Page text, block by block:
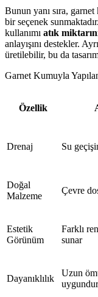
Bunun yanı sıra,
bir seçenek
kullanımı atık
anlayışını destekler.
üretilebilir, bu da
Garnet Kumuyla
Özellik
Drenaj Su
Doğal
Malzeme
Çevre
Estetik
Görünüm
Farklı
sunar
Dayanıklılık
Uzun
uygundur